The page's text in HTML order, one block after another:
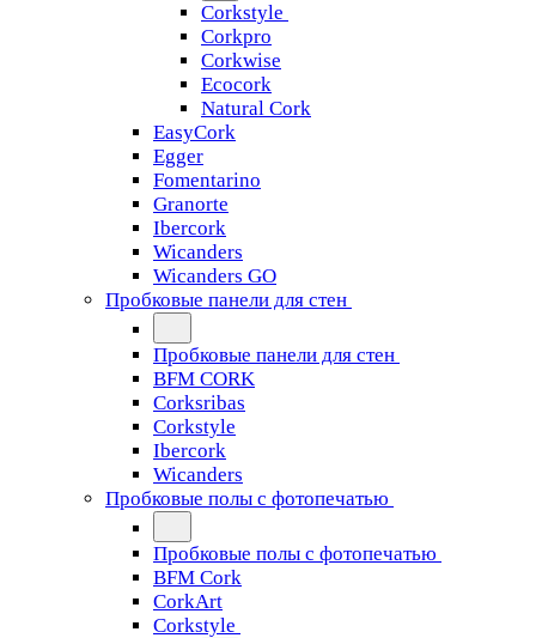
Corkstyle
Corkpro
Corkwise
Ecocork
Natural Cork
EasyCork
Egger
Fomentarino
Granorte
Ibercork
Wicanders
Wicanders GO
Пробковые панели для стен
Пробковые панели для стен
BFM CORK
Corksribas
Corkstyle
Ibercork
Wicanders
Пробковые полы с фотопечатью
Пробковые полы с фотопечатью
BFM Cork
CorkArt
Corkstyle